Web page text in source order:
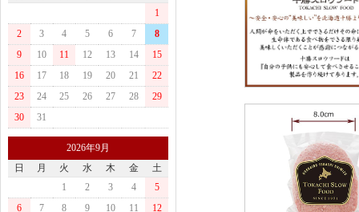
1
2
3 4 5 6 7
8
9
10 11 12 13 14
15
16
17 18 19 20 21
22
23
24 25 26 27 28
29
30
31
2026年9月
日
月 火 水 木 金
土
1
2 3 4
5
6
7 8 9 10 11
12